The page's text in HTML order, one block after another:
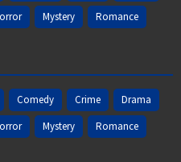
Mystery
Romance
Comedy Crime
Drama
Mystery
Romance